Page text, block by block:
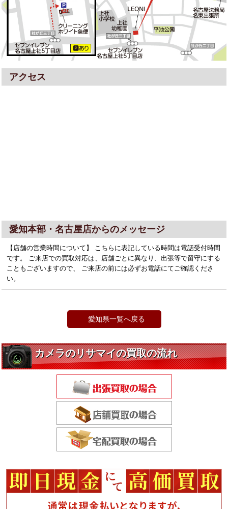
アクセス
愛知本部・名古屋店からのメッセージ
【店舗の営業時間について】 こちらに表記している時間は電話受付時間
です。 ご来店での買取対応は、店舗ごとに異なり、出張等で留守にする
こともございますので、 ご来店の前には必ずお電話にてご確認くださ
い。
愛知県一覧へ戻る